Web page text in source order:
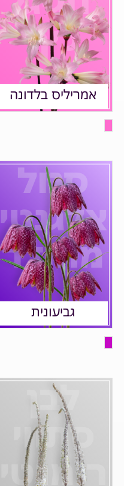
כיף
אמריליס בלדונה
סגול
אלגנטי
מהודר
גביעונית
לבן
סתווי
רומנטי